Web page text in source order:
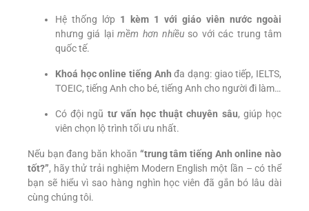
Hệ thống lớp 1 kèm 1 với giáo viên nước ngoài
nhưng giá lạimềm hơn nhiều so với các trung tâm
quốc tế.
Khoá học online tiếng Anh đa dạng: giao tiếp, IELTS,
TOEIC, tiếng Anh cho bé, tiếng Anh cho người đi làm…
Có đội ngũ tư vấn học thuật chuyên sâu, giúp học
viên chọn lộ trình tối ưu nhất.
Nếu bạn đang băn khoăn “trung tâm tiếng Anh online nào
tốt?”, hãy thử trải nghiệm Modern English một lần – có thể
bạn sẽ hiểu vì sao hàng nghìn học viên đã gắn bó lâu dài
cùng chúng tôi.